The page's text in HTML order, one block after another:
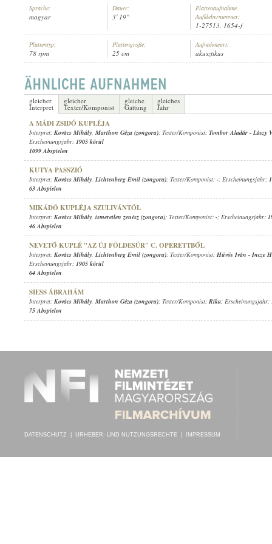
Sprache:
magyar
Dauer:
3' 19"
Plattenaufnahme,
Aufklebernummer:
1-27513, 1654-f
Plattentyp:
78 rpm
Plattengröße:
25 cm
Aufnahmeart:
akusztikus
gleicher
Interpret
gleicher
Texter/Komponist
gleiche
Gattung
gleiches
Jahr
A MÁDI ZSIDÓ KUPLÉJA
Interpret: Kovács Mihály, Marthon Géza (zongora); Texter/Komponist: Tombor Aladár - Lászy
Erscheinungsjahr: 1905 körül
1099 Abspielen
KUTYA PASSZIÓ
Interpret: Kovács Mihály, Lichtenberg Emil (zongora); Texter/Komponist: -; Erscheinungsjahr:
63 Abspielen
MIKÁDÓ KUPLÉJA SZULIVÁNTÓL
Interpret: Kovács Mihály, ismeretlen zenész (zongora); Texter/Komponist: -; Erscheinungsjahr:
46 Abspielen
NEVETŐ KUPLÉ "AZ ÚJ FÖLDESÚR" C. OPERETTBŐL
Interpret: Kovács Mihály, Lichtenberg Emil (zongora); Texter/Komponist: Hüvös Iván - Incze
Erscheinungsjahr: 1905 körül
64 Abspielen
SIESS ÁBRAHÁM
Interpret: Kovács Mihály, Marthon Géza (zongora); Texter/Komponist: Rika; Erscheinungsjahr:
75 Abspielen
DATENSCHUTZ URHEBER- UND NUTZUNGSRECHTE IMPRESSUM